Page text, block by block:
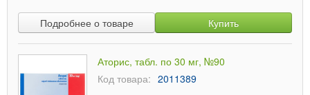
Подробнее о товаре Купить
Аторис, табл. по 30 мг, №90
Код товара: 2011389